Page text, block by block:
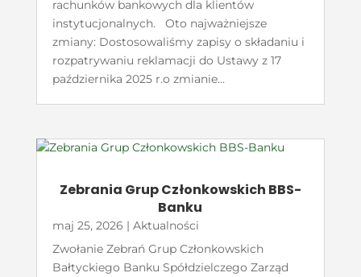
rachunków bankowych dla klientów
instytucjonalnych. Oto najważniejsze
zmiany: Dostosowaliśmy zapisy o składaniu i
rozpatrywaniu reklamacji do Ustawy z 17
października 2025 r.o zmianie...
Zebrania Grup Członkowskich BBS-
Banku
maj 25, 2026 | Aktualności
Zwołanie Zebrań Grup Członkowskich
Bałtyckiego Banku Spółdzielczego Zarząd